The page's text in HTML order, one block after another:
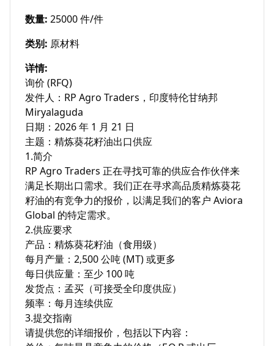
数量: 25000 件/件
类别: 原材料
详情:
询价 (RFQ)
​发件人：RP Agro Traders，印度特伦甘纳邦
Miryalaguda
日期：2026 年 1 月 21 日
主题：精炼葵花籽油出口供应
​1.简介
​RP Agro Traders 正在寻找可靠的供应合作伙伴来
满足长期出口需求。我们正在寻求高品质精炼葵花
籽油的有竞争力的报价，以满足我们的客户 Aviora
Global 的特定需求。
​2.供应要求
​产品：精炼葵花籽油（食用级）
​每月产量：2,500 公吨 (MT) 或更多
​每日供应量：至少 100 吨
​发货点：孟买（可接受全印度供应）
​频率：每月连续供应
​3.提交指南
​请提供您的详细报价，包括以下内容：